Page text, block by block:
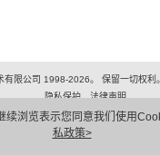
续浏览表示您同意我们使用
私政策>
有限公司 1998-2026。 保留一切权
隐私保护
法律声明